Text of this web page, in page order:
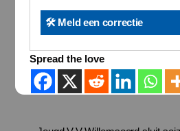
🛠️ Meld een correctie
Spread the love